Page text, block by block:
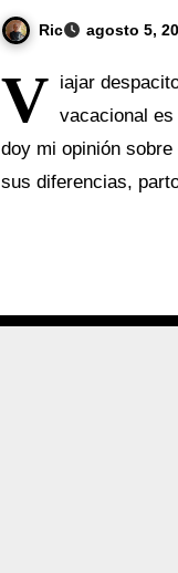
Ric agosto 5,
V iajar
vacacional
doy mi opinión
sus diferencias,